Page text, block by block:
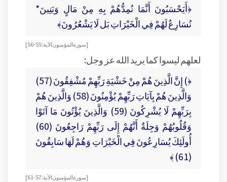
﴿أَيَحْسَبُونَ أَنَّمَا نُمِدُّهُمْ بِهِ مِنْ مَالٍ وَبَنِينَ*
نُسَارِعُ لَهُمْ فِي الْخَيْرَاتِ بَل لَا يَشْعُرُونَ﴾
[سورة المؤمنون الآية:55-56]
لعلهم ليسوا كما يريد الله عز وجل:
﴿) إِنَّ الَّذِينَ هُمْ مِنْ خَشْيَةِ رَبِّهِمْ مُشْفِقُونَ (57)
وَالَّذِينَ هُمْ بِآيَاتِ رَبِّهِمْ يُؤْمِنُونَ (58) وَالَّذِينَ هُمْ
بِرَبِّهِمْ لَا يُشْرِكُونَ (59) وَالَّذِينَ يُؤْتُونَ مَا آتَوْا
وَقُلُوبُهُمْ وَجِلَةٌ أَنَّهُمْ إِلَى رَبِّهِمْ رَاجِعُونَ (60)
أُولَئِكَ يُسَارِعُونَ فِي الْخَيْرَاتِ وَهُمْ لَهَا سَابِقُونَ
(61) ﴾
[سورة المؤمنون الآية:57-61]